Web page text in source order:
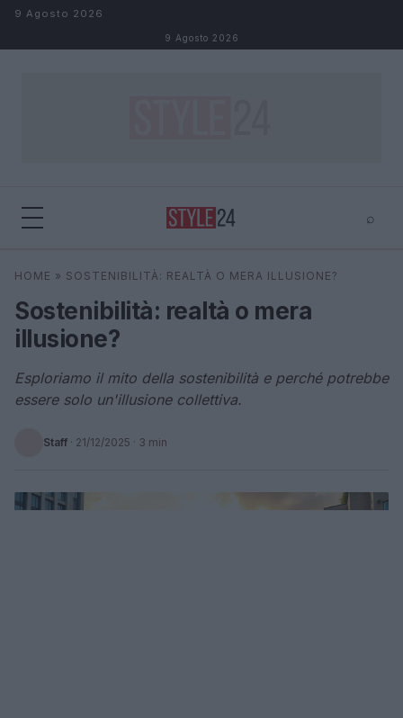
Salta al contenuto
9 Agosto 2026
9 Agosto 2026
⌕
Cerca
HOME » SOSTENIBILITÀ: REALTÀ O MERA ILLUSIONE?
Sostenibilità: realtà o mera
illusione?
Esploriamo il mito della sostenibilità e perché potrebbe
essere solo un'illusione collettiva.
Staff · 21/12/2025 · 3 min